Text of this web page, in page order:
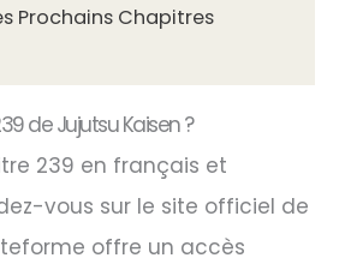
Prochains Chapitres
de Jujutsu Kaisen ?
239 en français et
vous sur le site officiel de
offre un accès